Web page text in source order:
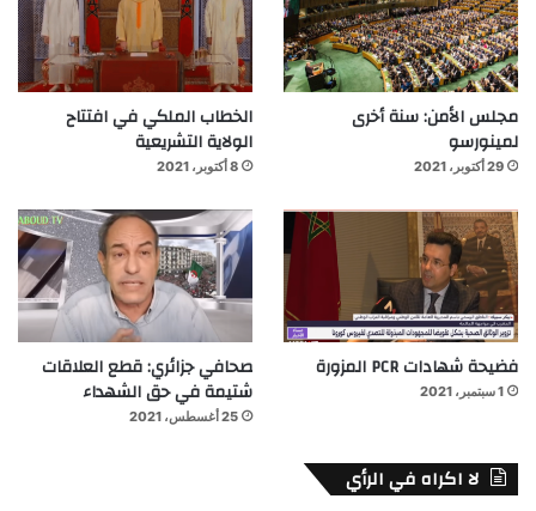
مجلس الأمن: سنة أخرى
لمينورسو
29 أكتوبر، 2021
الخطاب الملكي في افتتاح
الولاية التشريعية
8 أكتوبر، 2021
فضيحة شهادات PCR المزورة
1 سبتمبر، 2021
صحافي جزائري: قطع العلاقات
شتيمة في حق الشهداء
25 أغسطس، 2021
لا اكراه في الرأي